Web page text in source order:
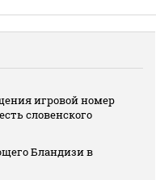
игровой номер
словенского
Бландизи в